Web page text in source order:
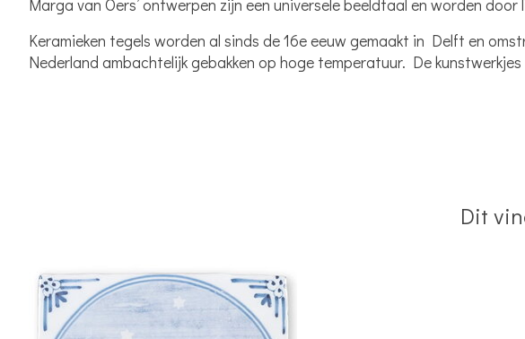
Marga van Oers’ ontwerpen zijn een universele beeldtaal en worden
Keramieken tegels worden al sinds de 16e eeuw gemaakt in Delft en
Nederland ambachtelijk gebakken op hoge temperatuur. De
Dit
Items van productcarrousel